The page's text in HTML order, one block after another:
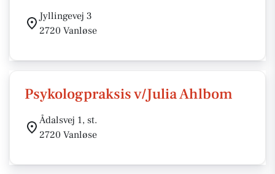
Jyllingevej 3
2720 Vanløse
Psykologpraksis v/Julia Ahlbom
Ådalsvej 1, st.
2720 Vanløse